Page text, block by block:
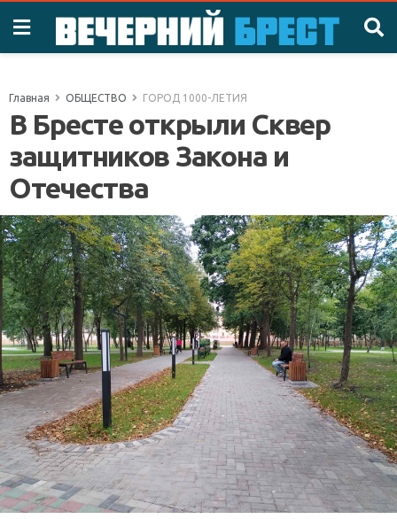
Главная ОБЩЕСТВО ГОРОД 1000-ЛЕТИЯ
В Бресте открыли Сквер
защитников Закона и
Отечества